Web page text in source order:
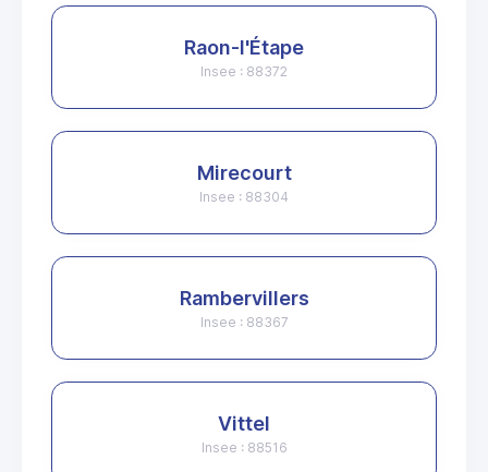
Raon-l'Étape
Insee : 88372
Mirecourt
Insee : 88304
Rambervillers
Insee : 88367
Vittel
Insee : 88516